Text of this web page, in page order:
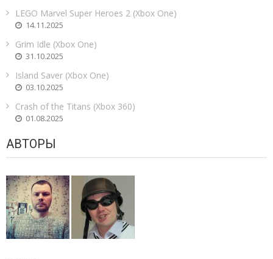
LEGO Marvel Super Heroes 2 (Xbox One)
14.11.2025
Grim Idle (Xbox One)
31.10.2025
Island Saver (Xbox One)
03.10.2025
Crash of the Titans (Xbox 360)
01.08.2025
АВТОРЫ